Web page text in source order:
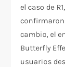
el caso de
confirmaron
cambio, el
Butterfly
usuarios